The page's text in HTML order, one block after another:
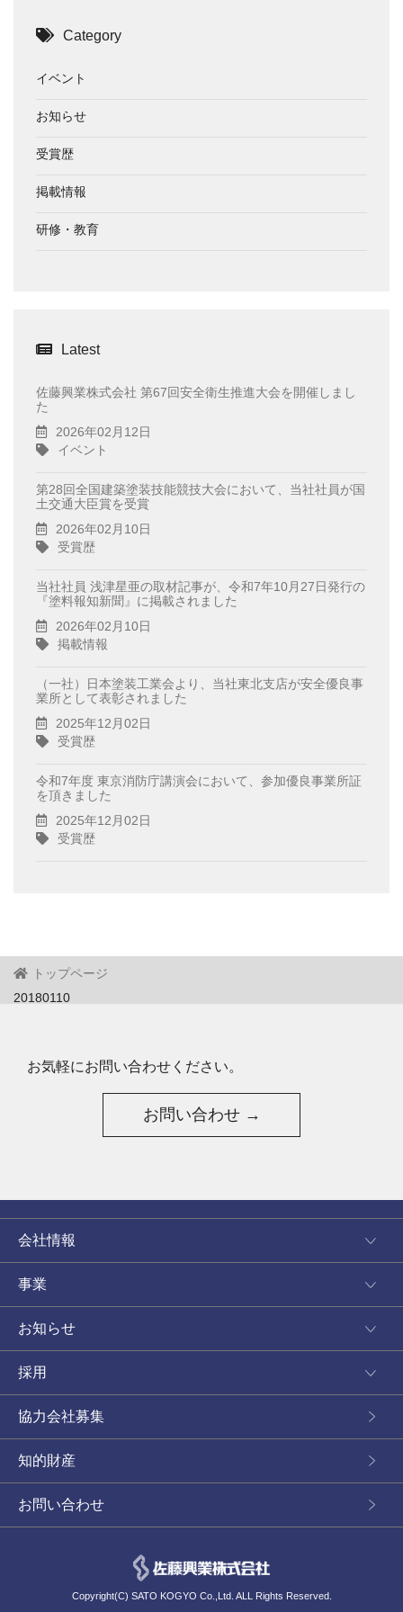
Category
イベント
お知らせ
受賞歴
掲載情報
研修・教育
Latest
佐藤興業株式会社 第67回安全衛生推進大会を開催しまし
た
2026年02月12日
イベント
第28回全国建築塗装技能競技大会において、当社社員が国
土交通大臣賞を受賞
2026年02月10日
受賞歴
当社社員 浅津星亜の取材記事が、令和7年10月27日発行の
『塗料報知新聞』に掲載されました
2026年02月10日
掲載情報
（一社）日本塗装工業会より、当社東北支店が安全優良事
業所として表彰されました
2025年12月02日
受賞歴
令和7年度 東京消防庁講演会において、参加優良事業所証
を頂きました
2025年12月02日
受賞歴
トップページ
20180110
お気軽にお問い合わせください。
お問い合わせ →
会社情報
事業
お知らせ
採用
協力会社募集
知的財産
お問い合わせ
Copyright(C) SATO KOGYO Co.,Ltd. ALL Rights Reserved.